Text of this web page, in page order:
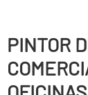
PINTOR